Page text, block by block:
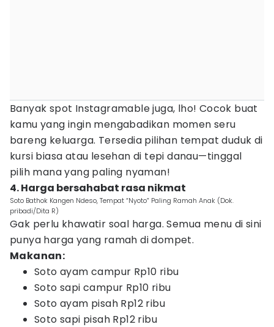
Banyak spot Instagramable juga, lho! Cocok buat
kamu yang ingin mengabadikan momen seru
bareng keluarga. Tersedia pilihan tempat duduk di
kursi biasa atau lesehan di tepi danau—tinggal
pilih mana yang paling nyaman!
4. Harga bersahabat rasa nikmat
Soto Bathok Kangen Ndeso, Tempat “Nyoto” Paling Ramah Anak (Dok.
pribadi/Dita R)
Gak perlu khawatir soal harga. Semua menu di sini
punya harga yang ramah di dompet.
Makanan:
Soto ayam campur Rp10 ribu
Soto sapi campur Rp10 ribu
Soto ayam pisah Rp12 ribu
Soto sapi pisah Rp12 ribu